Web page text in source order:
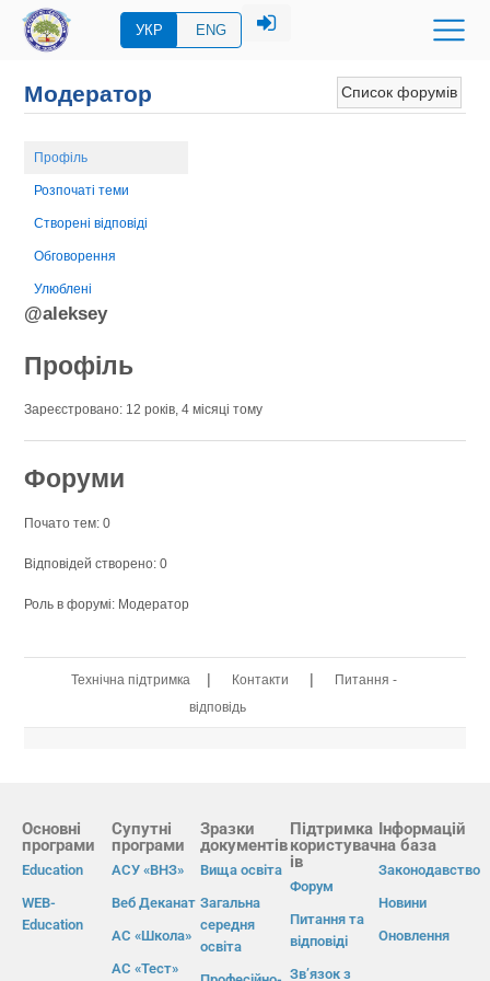
УКР ENG
Список форумів
Модератор
Профіль
Розпочаті теми
Створені відповіді
Обговорення
Улюблені
@aleksey
Профіль
Зареєстровано: 12 років, 4 місяці тому
Форуми
Почато тем: 0
Відповідей створено: 0
Роль в форумі: Модератор
Технічна підтримка | Контакти |
Питання -
відповідь
Основні
програми
Education
WEB-
Education
Супутні
програми
АСУ «ВНЗ»
Веб Деканат
АС «Школа»
АС «Тест»
Зразки
документів
Вища освіта
Загальна
середня
освіта
Підтримка
користувач
ів
Форум
Питання та
відповіді
Зв’язок з
Інформацій
на база
Законодавство
Новини
Оновлення